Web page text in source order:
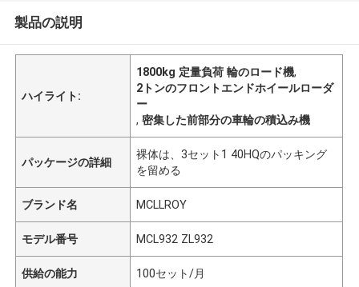
製品の説明
ハイライト:
1800kg 定量負荷 輪のロード機,
2トンのフロントエンドホイールローダ
ー
,密集した前部分の車輪の積込み機
パッケージの詳細
裸体は、3セット1 40HQのパッキング
を留める
ブランド名 MCLLROY
モデル番号 MCL932 ZL932
供給の能力 100セット/月